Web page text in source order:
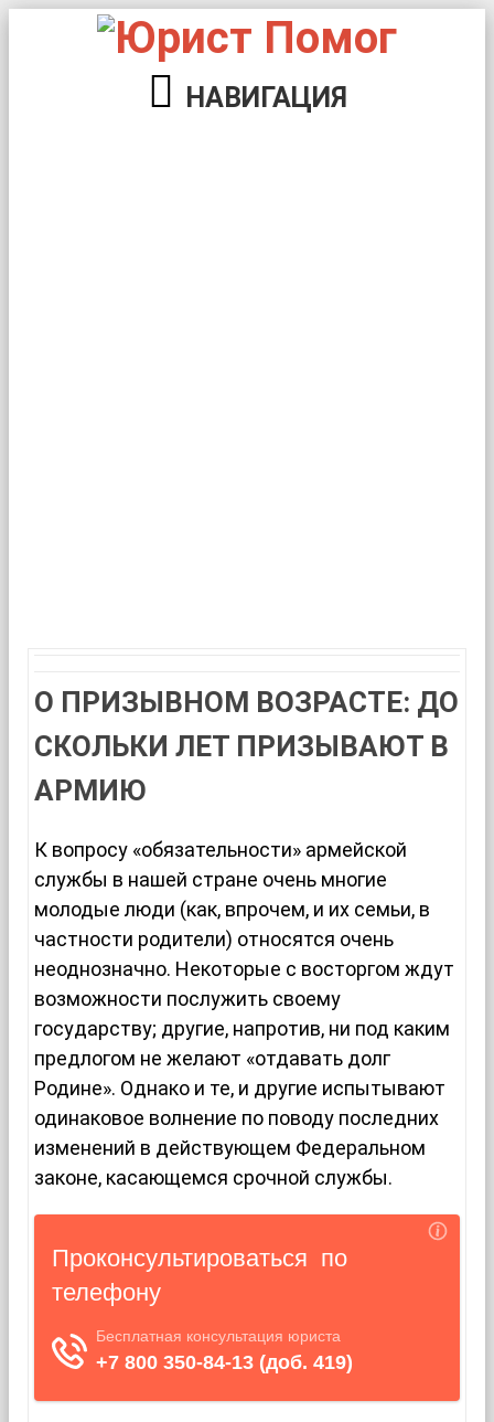
НАВИГАЦИЯ
О ПРИЗЫВНОМ ВОЗРАСТЕ: ДО
СКОЛЬКИ ЛЕТ ПРИЗЫВАЮТ В
АРМИЮ
К вопросу «обязательности» армейской
службы в нашей стране очень многие
молодые люди (как, впрочем, и их семьи, в
частности родители) относятся очень
неоднозначно. Некоторые с восторгом ждут
возможности послужить своему
государству; другие, напротив, ни под каким
предлогом не желают «отдавать долг
Родине». Однако и те, и другие испытывают
одинаковое волнение по поводу последних
изменений в действующем Федеральном
законе, касающемся срочной службы.